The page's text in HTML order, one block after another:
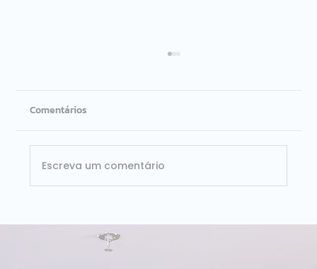
ISG Provider Lens Databricks Brasil 2026:
Dataside é líder nos dois quadrantes
avaliados
Comentários
Escreva um comentário